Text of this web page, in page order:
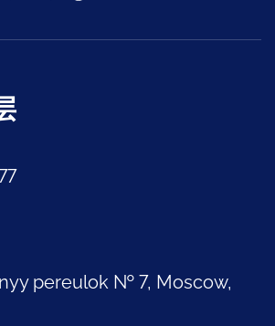
pereulok № 7, Moscow,